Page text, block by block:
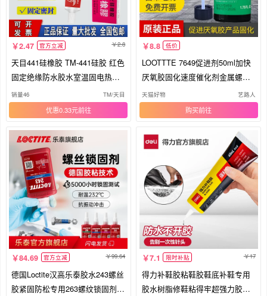
2.47 官方立减 2.8
天目441硅橡胶 TM-441硅胶 红色
固定绝缘防水胶水室温固电热管
封口胶 耐高温300℃ 电加热管密
封胶 小支装45g
销量46 TM/天目
优惠0.33元
8.8 低价
LOOTTTE 7649促进剂50ml加快
厌氧胶固化速度催化剂金属螺丝
螺纹表面处理剂加速剂底涂剂活
化剂填充加速固化剂
天猫好物 艺路人
购买
84.69 官方立减 99.64
德国Loctite汉高乐泰胶水243螺丝
胶紧固防松专用263螺纹锁固剂摩
7.1 限时补贴 17
得力补鞋胶粘鞋胶鞋底补鞋专用
胶水树脂修鞋粘得牢超强力胶皮